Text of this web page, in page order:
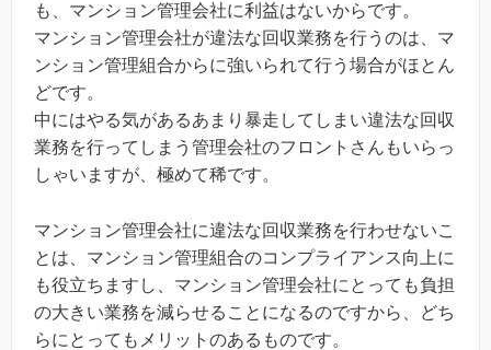
も、マンション管理会社に利益はないからです。
マンション管理会社が違法な回収業務を行うのは、マ
ンション管理組合からに強いられて行う場合がほとん
どです。
中にはやる気があるあまり暴走してしまい違法な回収
業務を行ってしまう管理会社のフロントさんもいらっ
しゃいますが、極めて稀です。
マンション管理会社に違法な回収業務を行わせないこ
とは、マンション管理組合のコンプライアンス向上に
も役立ちますし、マンション管理会社にとっても負担
の大きい業務を減らせることになるのですから、どち
らにとってもメリットのあるものです。